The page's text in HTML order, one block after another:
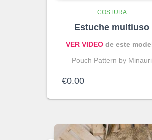
COSTURA
Estuche multiuso
VER VIDEO de este
Pouch Pattern by Minauri
€0.00